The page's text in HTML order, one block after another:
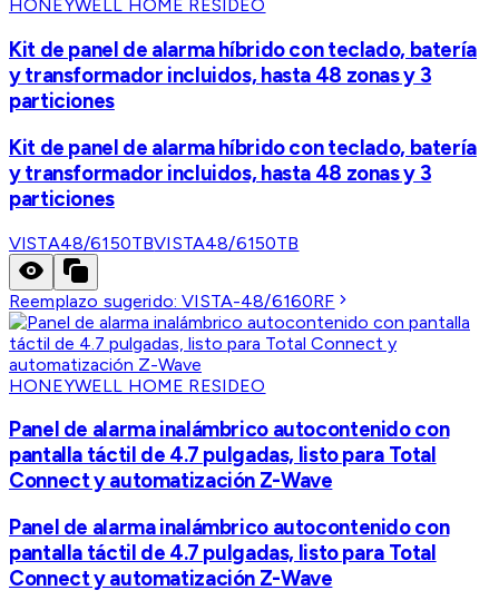
HONEYWELL HOME RESIDEO
Kit de panel de alarma híbrido con teclado, batería
y transformador incluidos, hasta 48 zonas y 3
particiones
Kit de panel de alarma híbrido con teclado, batería
y transformador incluidos, hasta 48 zonas y 3
particiones
VISTA48/6150TBVISTA48/6150TB
Reemplazo sugerido:VISTA-48/6160RF
HONEYWELL HOME RESIDEO
Panel de alarma inalámbrico autocontenido con
pantalla táctil de 4.7 pulgadas, listo para Total
Connect y automatización Z-Wave
Panel de alarma inalámbrico autocontenido con
pantalla táctil de 4.7 pulgadas, listo para Total
Connect y automatización Z-Wave